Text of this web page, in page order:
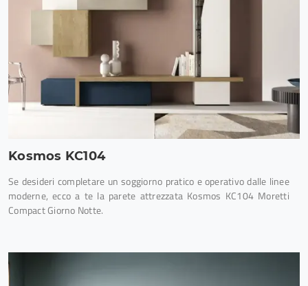
Kosmos KC104
Se desideri completare un soggiorno pratico e operativo dalle linee
moderne, ecco a te la parete attrezzata Kosmos KC104 Moretti
Compact Giorno Notte.